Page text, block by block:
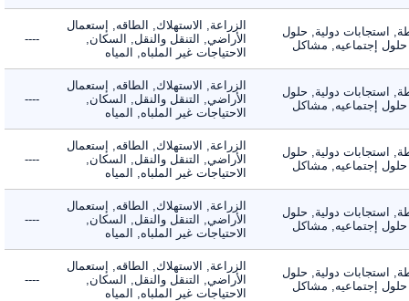
استجابات دولية, حلول
إجتماعيه, مشاكل
الزراعة, الاستهلاك, الطاقه, إستعمال
الأراضي, التنقل والنقل, السكان,
الاحتياجات غير الملباه, المياه
----
استجابات دولية, حلول
إجتماعيه, مشاكل
الزراعة, الاستهلاك, الطاقه, إستعمال
الأراضي, التنقل والنقل, السكان,
الاحتياجات غير الملباه, المياه
----
استجابات دولية, حلول
إجتماعيه, مشاكل
الزراعة, الاستهلاك, الطاقه, إستعمال
الأراضي, التنقل والنقل, السكان,
الاحتياجات غير الملباه, المياه
----
استجابات دولية, حلول
إجتماعيه, مشاكل
الزراعة, الاستهلاك, الطاقه, إستعمال
الأراضي, التنقل والنقل, السكان,
الاحتياجات غير الملباه, المياه
----
استجابات دولية, حلول
إجتماعيه, مشاكل
الزراعة, الاستهلاك, الطاقه, إستعمال
الأراضي, التنقل والنقل, السكان,
الاحتياجات غير الملباه, المياه
----